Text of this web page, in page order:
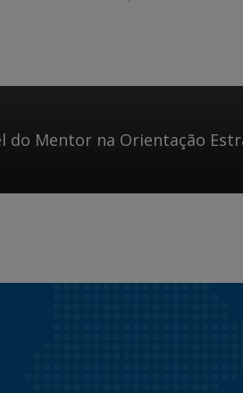
do Mentor na Orientação